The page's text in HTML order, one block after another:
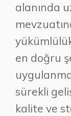
alanında
en doğru
sürekli
kalite ve